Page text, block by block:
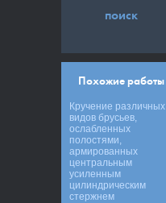
поиск
Похожие работы
Кручение различных
видов брусьев,
ослабленных
полостями,
армированных
центральным
усиленным
цилиндрическим
стержнем